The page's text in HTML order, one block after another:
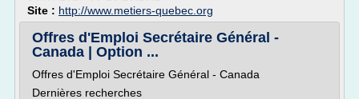
Site : http://www.metiers-quebec.org
Offres d'Emploi Secrétaire Général -
Canada | Option ...
Offres d'Emploi Secrétaire Général - Canada
Dernières recherches